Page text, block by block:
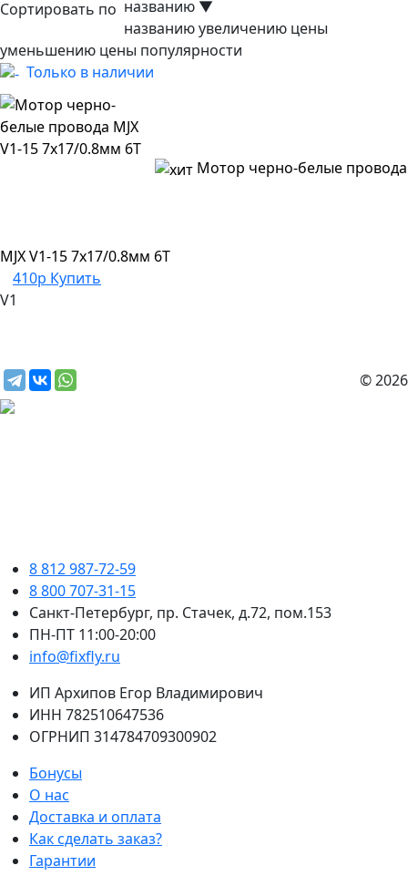
Сортировать по названию ▼
названиюувеличению цены
уменьшению цены популярности
Только в наличии
Мотор черно-белые провода
MJX V1-15 7x17/0.8мм 6T
410р Купить
V1
© 2026
8 812 987-72-59
8 800 707-31-15
Санкт-Петербург, пр. Стачек, д.72, пом.153
ПН-ПТ 11:00-20:00
info@fixfly.ru
ИП Архипов Егор Владимирович
ИНН 782510647536
ОГРНИП 314784709300902
Бонусы
О нас
Доставка и оплата
Как сделать заказ?
Гарантии